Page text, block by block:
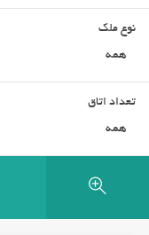
نوع ملک
همه
تعداد اتاق
همه